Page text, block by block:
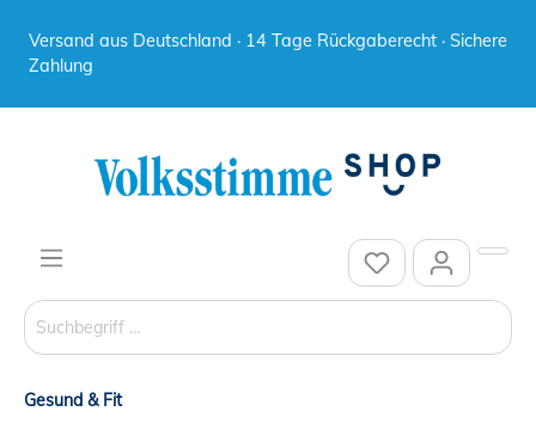
Versand aus Deutschland · 14 Tage Rückgaberecht · Sichere
Zahlung
Gesund & Fit